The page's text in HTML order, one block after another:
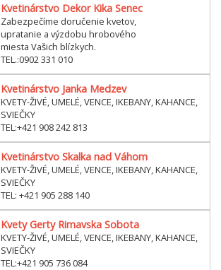
Kvetinárstvo Dekor Kika Senec
Zabezpečíme doručenie kvetov,
upratanie a výzdobu hrobového
miesta Vašich blízkych.
TEL.:0902 331 010
Kvetinárstvo Janka Medzev
KVETY-ŽIVÉ, UMELÉ, VENCE, IKEBANY, KAHANCE,
SVIEČKY
TEL:+421 908 242 813
Kvetinárstvo Skalka nad Váhom
KVETY-ŽIVÉ, UMELÉ, VENCE, IKEBANY, KAHANCE,
SVIEČKY
TEL: +421 905 288 140
Kvety Gerty Rimavska Sobota
KVETY-ŽIVÉ, UMELÉ, VENCE, IKEBANY, KAHANCE,
SVIEČKY
TEL:+421 905 736 084